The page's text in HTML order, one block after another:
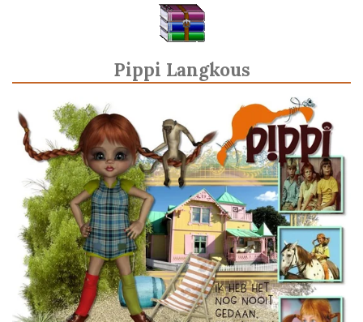
Pippi Langkous